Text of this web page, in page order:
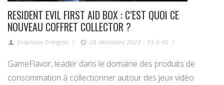
RESIDENT EVIL FIRST AID BOX : C’EST QUOI CE
NOUVEAU COFFRET COLLECTOR ?
Stéphane D'Angelo / 20 décembre 2023 - 13 h 45 /
GameFlavor, leader dans le domaine des produits de
consommation à collectionner autour des jeux vidéo